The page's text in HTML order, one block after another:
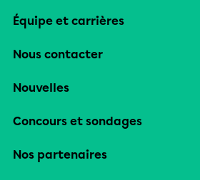
Équipe et carrières
Nous contacter
Nouvelles
Concours et sondages
Nos partenaires